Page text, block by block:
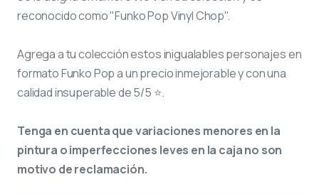
reconocido como "Funko Pop Vinyl Chop".
Agrega a tu colección estos inigualables personajes en
formato Funko Pop a un precio inmejorable y con una
calidad insuperable de 5/5 ⭐.
Tenga en cuenta que variaciones menores en la
pintura o imperfecciones leves en la caja no son
motivo de reclamación.